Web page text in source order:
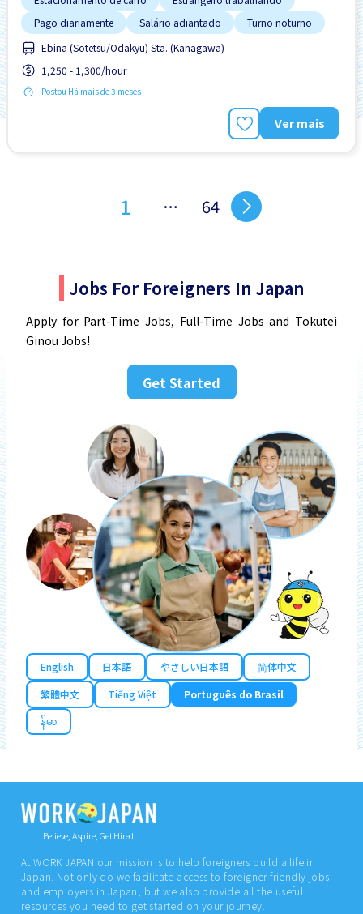
Pago diariamente
Salário adiantado
Turno noturno
Ebina (Sotetsu/Odakyu) Sta. (Kanagawa)
1,250 - 1,300/hour
Postou Há mais de 3 meses
Ver mais
1 … 64
Jobs For Foreigners In Japan
Apply for Part-Time Jobs, Full-Time Jobs and Tokutei
Ginou Jobs!
Get Started
English 日本語 やさしい日本語
简体中文
繁體中文
Tiếng Việt
Português do Brasil
န်မာ
Believe, Aspire, Get Hired
At WORK JAPAN our mission is to help foreigners build a life in
Japan. Not only do we facilitate access to foreigner friendly jobs
and employers in Japan, but we also provide all the useful
resources you need to get started on your journey.